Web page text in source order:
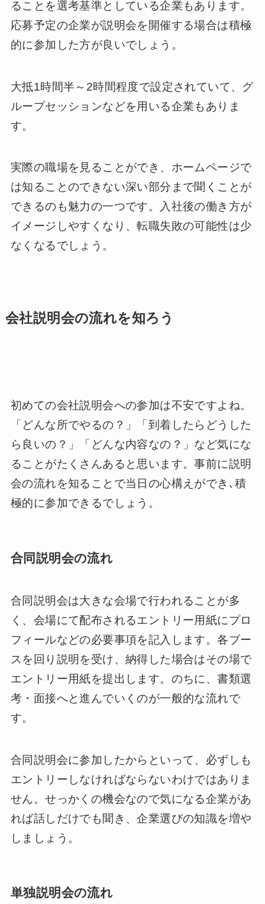
ることを選考基準としている企業もあります。
応募予定の企業が説明会を開催する場合は積極
的に参加した方が良いでしょう。
大抵1時間半～2時間程度で設定されていて、グ
ループセッションなどを用いる企業もありま
す。
実際の職場を見ることができ、ホームページで
は知ることのできない深い部分まで聞くことが
できるのも魅力の一つです。入社後の働き方が
イメージしやすくなり、転職失敗の可能性は少
なくなるでしょう。
会社説明会の流れを知ろう
初めての会社説明会への参加は不安ですよね。
「どんな所でやるの？」「到着したらどうした
ら良いの？」「どんな内容なの？」など気にな
ることがたくさんあると思います。事前に説明
会の流れを知ることで当日の心構えができ､積
極的に参加できるでしょう。
合同説明会の流れ
合同説明会は大きな会場で行われることが多
く、会場にて配布されるエントリー用紙にプロ
フィールなどの必要事項を記入します。各ブー
スを回り説明を受け、納得した場合はその場で
エントリー用紙を提出します。のちに、書類選
考・面接へと進んでいくのが一般的な流れで
す。
合同説明会に参加したからといって、必ずしも
エントリーしなければならないわけではありま
せん。せっかくの機会なので気になる企業があ
れば話しだけでも聞き、企業選びの知識を増や
しましょう。
単独説明会の流れ